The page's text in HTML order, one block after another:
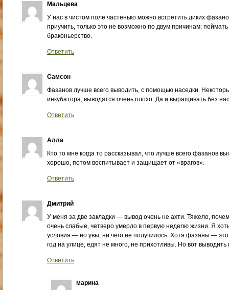
Мальцева
У нас в чистом поле частенько можно встретить диких
приучить, только это не возможно по двум причинам:
браконьерство.
Ответить
Самсон
Фазанов лучше всего выводить, с помощью наседки.
инкубатора, выводятся очень плохо. Да и выращивать без
Ответить
Алла
Кто то мне когда то рассказывал, что лучше всего фазанов
хорошо, потом воспитывает и защищает от «врагов».
Ответить
Дмитрий
У меня за две закладки — вывод очень не ахти. Тяжело,
очень слабые, четверо умерло в первую неделю жизни. Я
условия — но увы, ни чего не получилось. Хотя фазаны —
год на улице, едят не много, не прихотливы. Но вот
Ответить
марина